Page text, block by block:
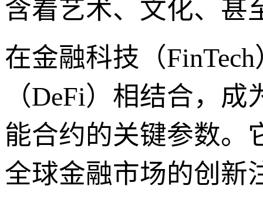
含着艺术、文化、甚
在金融科技（
（DeFi）相结合，
能合约的关键参数。
全球金融市场的创新